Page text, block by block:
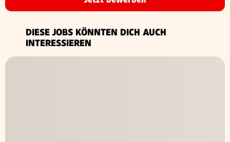
DIESE JOBS KÖNNTEN DICH AUCH
INTERESSIEREN